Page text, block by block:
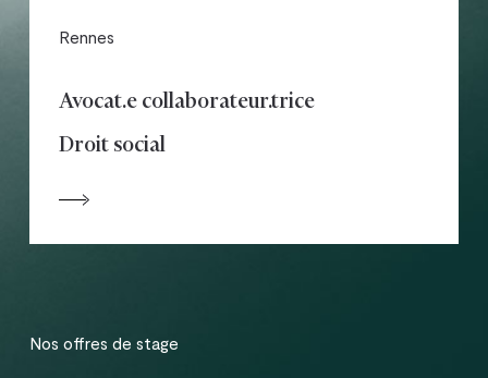
Rennes
Avocat.e collaborateur.trice
Droit social
Nos offres de stage